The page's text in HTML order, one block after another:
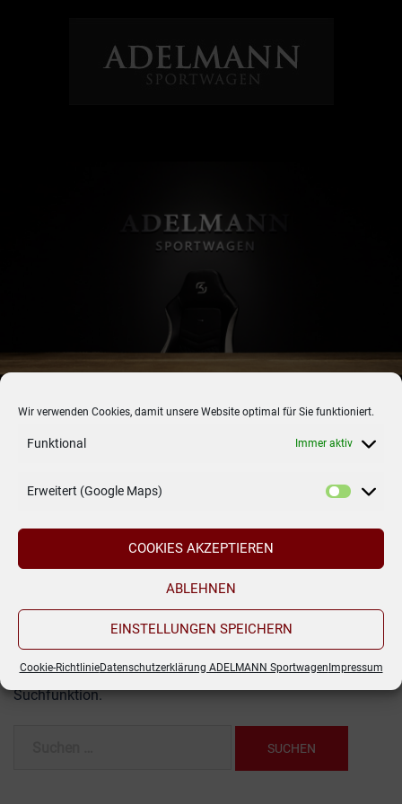
Wir verwenden Cookies, damit unsere Website optimal für Sie funktioniert.
Funktional Immer aktiv
Erweitert (Google Maps)
COOKIES AKZEPTIEREN
ABLEHNEN
EINSTELLUNGEN SPEICHERN
Cookie-RichtlinieDatenschutzerklärung ADELMANN SportwagenImpressum
Es konnte
nichts
gefunden
werden.
Es sieht so aus, als ob wir nicht das finden konnten,
wonach du gesucht hast. Möglicherweise hilft die
Suchfunktion.